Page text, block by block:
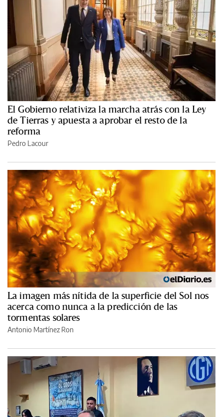
El Gobierno relativiza la marcha atrás con la Ley
de Tierras y apuesta a aprobar el resto de la
reforma
Pedro Lacour
La imagen más nítida de la superficie del Sol nos
acerca como nunca a la predicción de las
tormentas solares
Antonio Martínez Ron